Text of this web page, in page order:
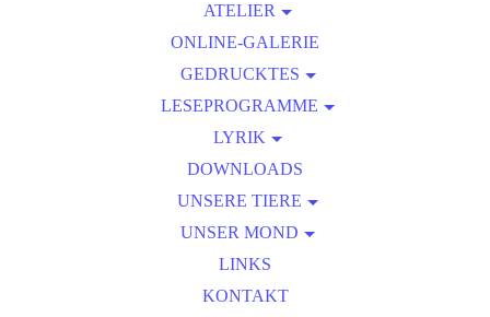
ATELIER
ZEICHENZIRKEL
ONLINE-GALERIE
GEDRUCKTES
KALENDER
LESEPROGRAMME
ONLINE-LESUNGEN
LYRIK
FOTOHAIKU/FOTOLYRIK
DOWNLOADS
UNSERE TIERE
WILDTIERBEOBACHTUNGEN
UNSER MOND
MOND AKTUELL
LINKS
KONTAKT